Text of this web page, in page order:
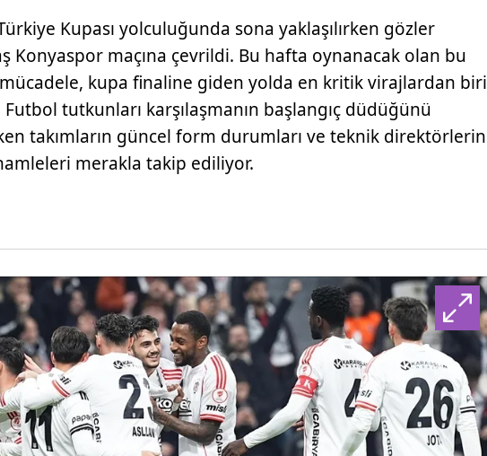
Kupası yolculuğunda sona yaklaşılırken gözler
Konyaspor maçına çevrildi. Bu hafta oynanacak olan bu
kupa finaline giden yolda en kritik virajlardan biri
Futbol tutkunları karşılaşmanın başlangıç düdüğünü
takımların güncel form durumları ve teknik direktörlerin
merakla takip ediliyor.